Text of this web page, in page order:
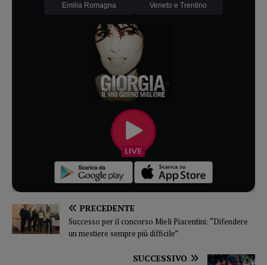
Emilia Romagna Veneto e Trentino
PRECEDENTE
Successo per il concorso Mieli Piacentini: “Difendere
un mestiere sempre più difficile”
SUCCESSIVO